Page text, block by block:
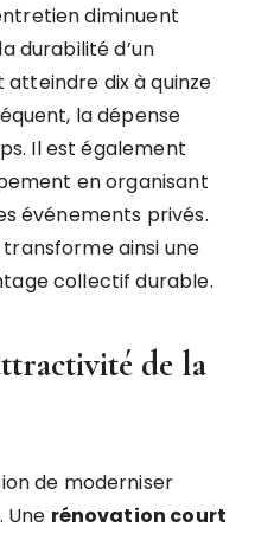
diminuent
durabilité d’un
dix à quinze
la dépense
Il est également
en organisant
événements privés.
ainsi une
collectif durable.
de la
de moderniser
Une rénovation court